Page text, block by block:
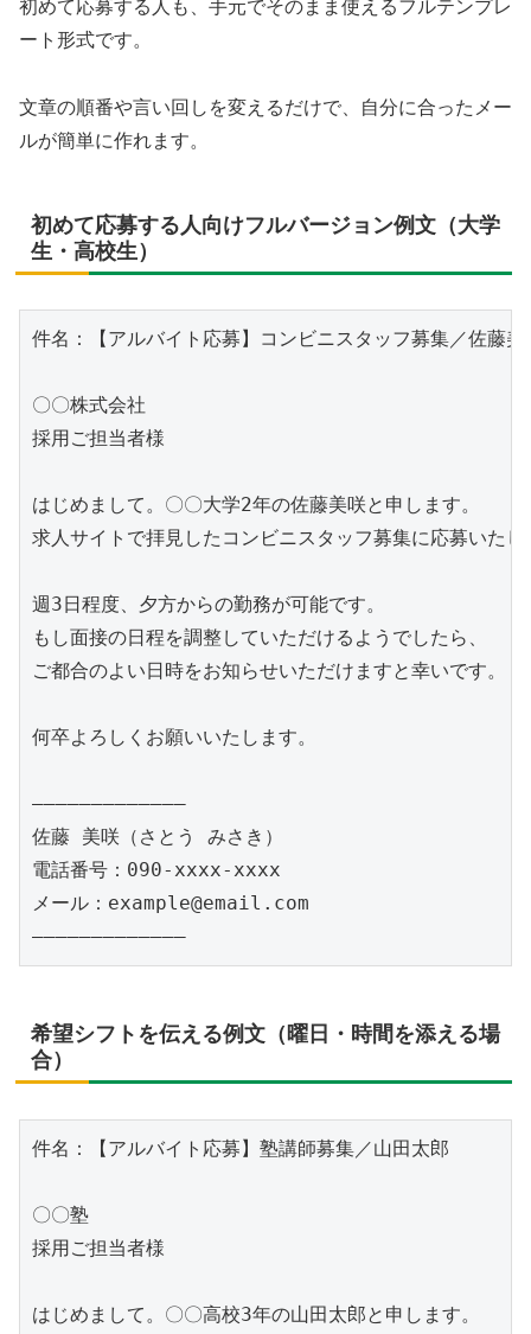
初めて応募する人も、手元でそのまま使えるフルテンプレ
ート形式です。
文章の順番や言い回しを変えるだけで、自分に合ったメー
ルが簡単に作れます。
初めて応募する人向けフルバージョン例文（大学
生・高校生）
件名：【アルバイト応募】コンビニスタッフ募集／佐藤美
〇〇株式会社
採用ご担当者様
はじめまして。〇〇大学2年の佐藤美咲と申します。
求人サイトで拝見したコンビニスタッフ募集に応募いたし
週3日程度、夕方からの勤務が可能です。
もし面接の日程を調整していただけるようでしたら、
ご都合のよい日時をお知らせいただけますと幸いです。
何卒よろしくお願いいたします。
―――――――――――――
佐藤 美咲（さとう みさき）
電話番号：090-xxxx-xxxx
メール：example@email.com
希望シフトを伝える例文（曜日・時間を添える場
合）
件名：【アルバイト応募】塾講師募集／山田太郎
〇〇塾
採用ご担当者様
はじめまして。〇〇高校3年の山田太郎と申します。